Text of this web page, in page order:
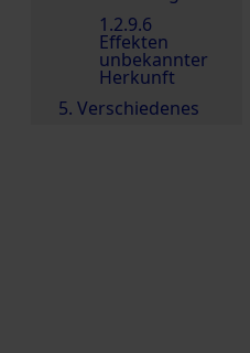
1.2.9.6
Effekten
unbekannter
Herkunft
5. Verschiedenes